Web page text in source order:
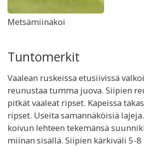
Metsämiinakoi
Tuntomerkit
Vaalean ruskeissa etusiivissä
reunustaa tumma juova. Siipien
pitkät vaaleat ripset. Kapeissa
ripset. Useita samannäköisiä
koivun lehteen tekemänsä
miinan sisällä. Siipien kärkiväli 5-8